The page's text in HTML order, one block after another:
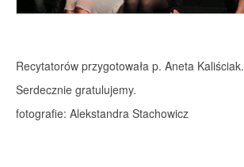
Recytatorów przygotowała p. Aneta Kaliściak.
Serdecznie gratulujemy.
fotografie: Alekstandra Stachowicz